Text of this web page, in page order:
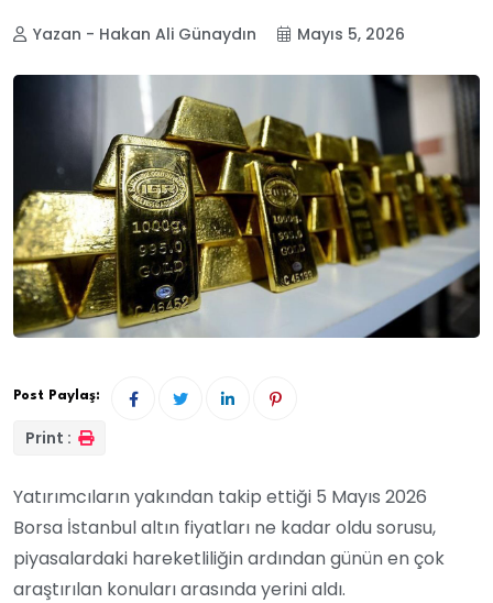
Yazan - Hakan Ali Günaydın Mayıs 5, 2026
Post Paylaş:
Print :
Yatırımcıların yakından takip ettiği 5 Mayıs 2026
Borsa İstanbul altın fiyatları ne kadar oldu sorusu,
piyasalardaki hareketliliğin ardından günün en çok
araştırılan konuları arasında yerini aldı.